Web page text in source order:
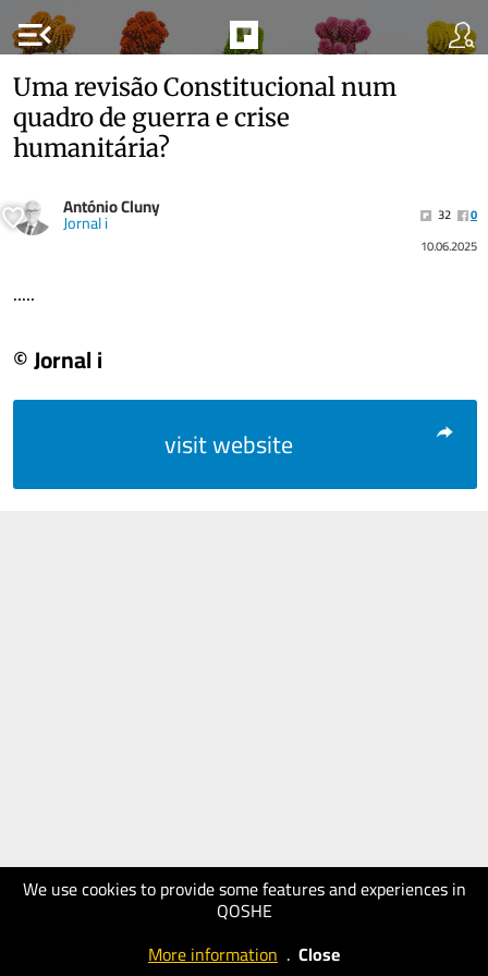
menu_open
We use cookies to provide some features and experiences in
QOSHE
More information . Close
Uma revisão Constitucional num
quadro de guerra e crise
humanitária?
António Cluny
Jornal i 32
0
10.06.2025
.....
© Jornal i
visit website